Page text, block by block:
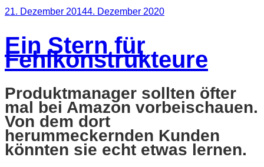
Meine
Liste“
Veröffentlicht
21. Dezember 20144. Dezember 2020
Ein Stern für
Fehlkonstrukteure
Produktmanager sollten öfter
mal bei Amazon vorbeischauen.
Von dem dort
herummeckernden Kunden
könnten sie echt etwas lernen.